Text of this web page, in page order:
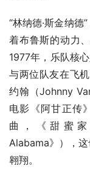
“林纳德·斯金纳
着布鲁斯的动力
1977年，乐队核
与两位队友在飞
约翰（Johnny
电影《阿甘正传
曲，《甜蜜
Alabama》），
翱翔。